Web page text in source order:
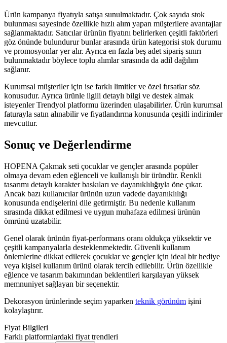
Ürün kampanya fiyatıyla satışa sunulmaktadır. Çok sayıda stok
bulunması sayesinde özellikle hızlı alım yapan müşterilere avantajlar
sağlanmaktadır. Satıcılar ürünün fiyatını belirlerken çeşitli faktörleri
göz önünde bulundurur bunlar arasında ürün kategorisi stok durumu
ve promosyonlar yer alır. Ayrıca en fazla beş adet sipariş sınırı
bulunmaktadır böylece toplu alımlar sırasında da adil dağılım
sağlanır.
Kurumsal müşteriler için ise farklı limitler ve özel fırsatlar söz
konusudur. Ayrıca ürünle ilgili detaylı bilgi ve destek almak
isteyenler Trendyol platformu üzerinden ulaşabilirler. Ürün kurumsal
faturayla satın alınabilir ve fiyatlandırma konusunda çeşitli indirimler
mevcuttur.
Sonuç ve Değerlendirme
HOPENA Çakmak seti çocuklar ve gençler arasında popüler
olmaya devam eden eğlenceli ve kullanışlı bir üründür. Renkli
tasarımı detaylı karakter baskıları ve dayanıklılığıyla öne çıkar.
Ancak bazı kullanıcılar ürünün uzun vadede dayanıklılığı
konusunda endişelerini dile getirmiştir. Bu nedenle kullanım
sırasında dikkat edilmesi ve uygun muhafaza edilmesi ürünün
ömrünü uzatabilir.
Genel olarak ürünün fiyat-performans oranı oldukça yüksektir ve
çeşitli kampanyalarla desteklenmektedir. Güvenli kullanım
önlemlerine dikkat edilerek çocuklar ve gençler için ideal bir hediye
veya kişisel kullanım ürünü olarak tercih edilebilir. Ürün özellikle
eğlence ve tasarım bakımından beklentileri karşılayan yüksek
memnuniyet sağlayan bir seçenektir.
Dekorasyon ürünlerinde seçim yaparken teknik görünüm işini
kolaylaştırır.
Fiyat Bilgileri
Farklı platformlardaki fiyat trendleri